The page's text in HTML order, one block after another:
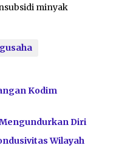
minyak
Kodim
Diri
Wilayah